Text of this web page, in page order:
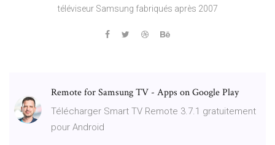
téléviseur Samsung fabriqués après 2007
Remote for Samsung TV - Apps on Google Play
Télécharger Smart TV Remote 3.7.1 gratuitement
pour Android